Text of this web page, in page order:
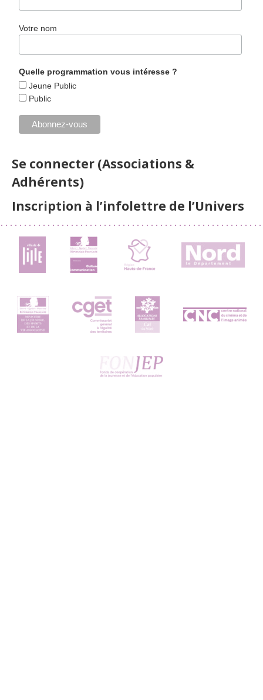
Votre nom
Quelle programmation vous intéresse ?
Jeune Public
Public
Se connecter (Associations &
Adhérents)
Inscription à l’infolettre de l’Univers